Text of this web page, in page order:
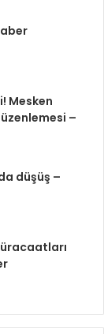
Mesken
–
düşüş –